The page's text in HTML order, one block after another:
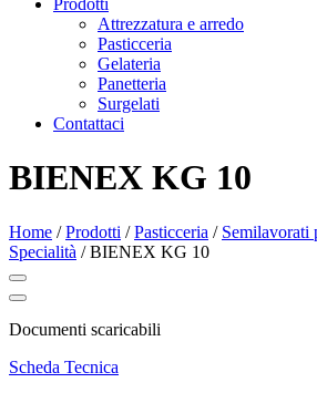
Prodotti
Attrezzatura e arredo
Pasticceria
Gelateria
Panetteria
Surgelati
Contattaci
BIENEX KG 10
Home /Prodotti /Pasticceria / Semilavorati
Specialità /BIENEX KG 10
Documenti scaricabili
Scheda Tecnica